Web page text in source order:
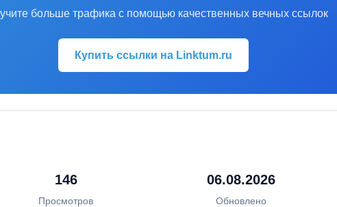
больше трафика с помощью качественных вечных ссылок
Купить ссылки на Linktum.ru
146
Просмотров
06.08.2026
Обновлено